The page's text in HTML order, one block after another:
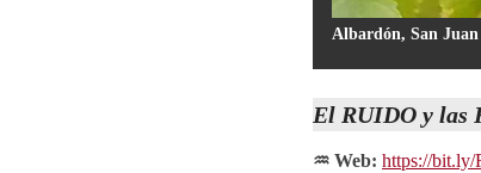
Albardón, San
El RUIDO y las
♒ Web: https://